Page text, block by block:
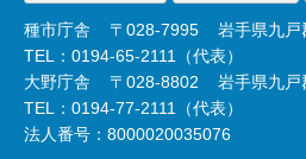
種市庁舎 〒028-7995
岩手県九
TEL：0194-65-2111（代表）
大野庁舎
〒028-8802
岩手県九
TEL：0194-77-2111（代表）
法人番号：8000020035076